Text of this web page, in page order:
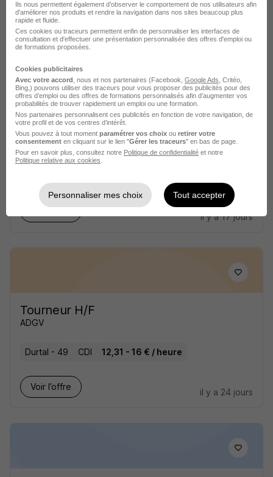
Ces offres pourraient aussi
vous intéresser
Opérateur sur Commande Numérique
CN H/F
Atrihom
il y a 17 jours
Tourneur H/F
ADGV
Durtal - 49 CDI 12,31 - 16 € / heure
Voir l’offre
il y a 24 jours
Ils nous permettent également d’observer le comportement de nos utilisateurs afin
d'améliorer nos produits et rendre la navigation dans nos sites beaucoup plus
rapide et fluide.
Ces cookies ou traceurs permettent enfin de personnaliser les interfaces de
consultation et d'effectuer une présentation personnalisée des offres d'emploi ou
de formations proposées.
Cookies publicitaires
Avec votre accord , nous et nos partenaires (Facebook, Google Ads , Critéo,
Bing,) pouvons utiliser des traceurs pour vous proposer des publicités pour des
offres d’emploi ou des offres de formations personnalisés afin d’augmenter vos
probabilités de trouver rapidement un emploi ou une formation.
Nos partenaires personnalisent ces publicités en fonction de votre navigation, de
votre profil et de vos centres d’intérêt.
Vous pouvez à tout moment paramétrer vos choix ou retirer votre
consentement en cliquant sur le lien "Gérer les traceurs" en bas de page.
Pour en savoir plus, consultez notre Politique de confidentialité et notre
Politique relative aux cookies
Personnaliser mes choix Tout accepter